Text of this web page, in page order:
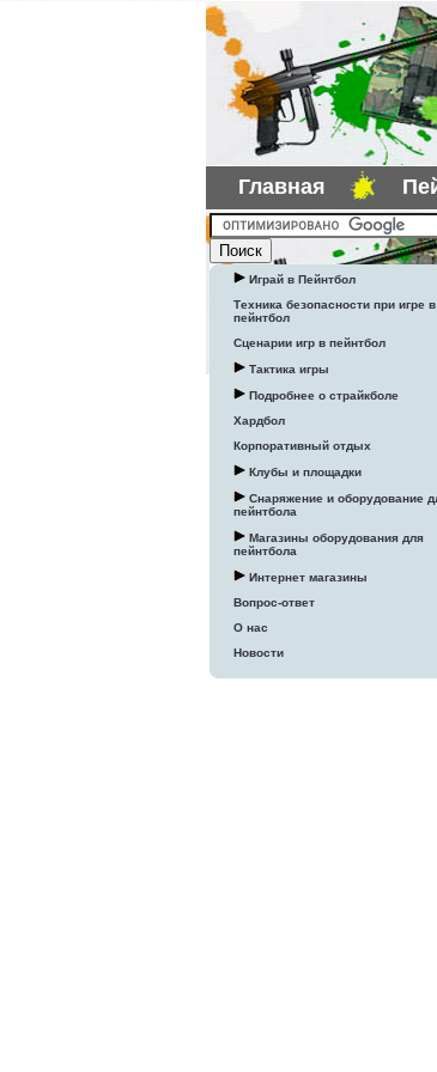
Главная
Играй в Пейнтбол
Техника безопасности при игре в
пейнтбол
Сценарии игр в пейнтбол
Тактика игры
Подробнее о страйкболе
Хардбол
Корпоративный отдых
Клубы и площадки
Снаряжение и оборудование
пейнтбола
Магазины оборудования для
пейнтбола
Интернет магазины
Вопрос-ответ
О нас
Новости